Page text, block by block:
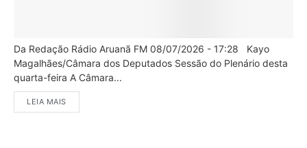
Da Redação Rádio Aruanã FM 08/07/2026 - 17:28 Kayo
Magalhães/Câmara dos Deputados Sessão do Plenário desta
quarta-feira A Câmara...
LEIA MAIS